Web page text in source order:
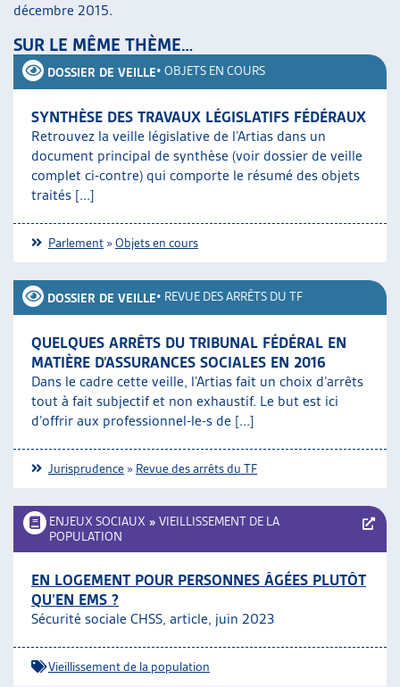
décembre 2015.
SUR LE MÊME THÈME…
DOSSIER DE VEILLE• OBJETS EN COURS
SYNTHÈSE DES TRAVAUX LÉGISLATIFS FÉDÉRAUX
Retrouvez la veille législative de l’Artias dans un
document principal de synthèse (voir dossier de veille
complet ci-contre) qui comporte le résumé des objets
traités [...]
Parlement »Objets en cours
DOSSIER DE VEILLE• REVUE DES ARRÊTS DU TF
QUELQUES ARRÊTS DU TRIBUNAL FÉDÉRAL EN
MATIÈRE D’ASSURANCES SOCIALES EN 2016
Dans le cadre cette veille, l’Artias fait un choix d’arrêts
tout à fait subjectif et non exhaustif. Le but est ici
d’offrir aux professionnel-le-s de [...]
Jurisprudence » Revue des arrêts du TF
ENJEUX SOCIAUX » VIEILLISSEMENT DE LA
POPULATION
EN LOGEMENT POUR PERSONNES ÂGÉES PLUTÔT
QU’EN EMS ?
Sécurité sociale CHSS, article, juin 2023
Vieillissement de la population